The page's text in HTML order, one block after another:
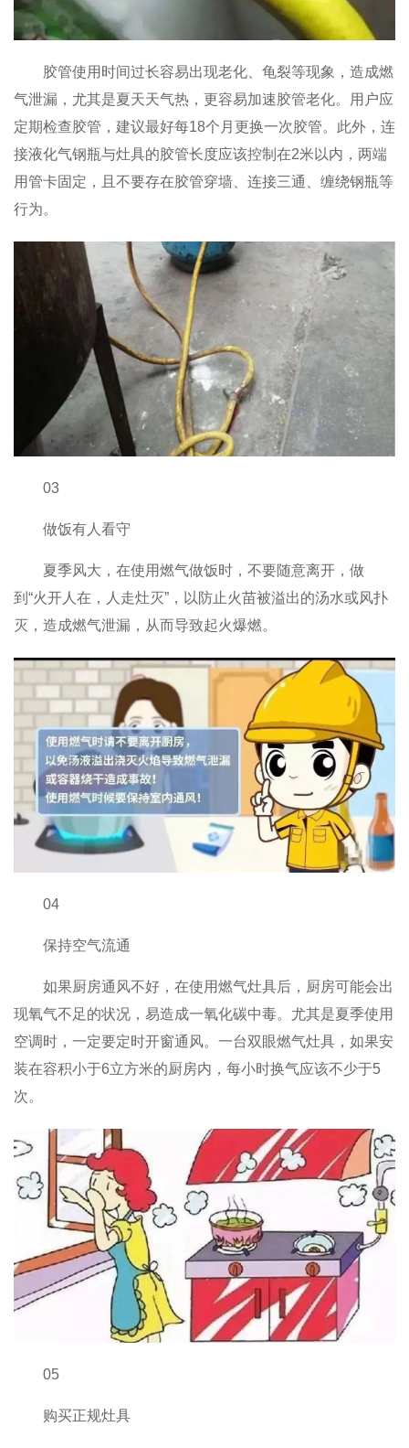
胶管使用时间过长容易出现老化、龟裂等现象，造成燃
气泄漏，尤其是夏天天气热，更容易加速胶管老化。用户应
定期检查胶管，建议最好每18个月更换一次胶管。此外，连
接液化气钢瓶与灶具的胶管长度应该控制在2米以内，两端
用管卡固定，且不要存在胶管穿墙、连接三通、缠绕钢瓶等
行为。
03
做饭有人看守
夏季风大，在使用燃气做饭时，不要随意离开，做
到“火开人在，人走灶灭”，以防止火苗被溢出的汤水或风扑
灭，造成燃气泄漏，从而导致起火爆燃。
04
保持空气流通
如果厨房通风不好，在使用燃气灶具后，厨房可能会出
现氧气不足的状况，易造成一氧化碳中毒。尤其是夏季使用
空调时，一定要定时开窗通风。一台双眼燃气灶具，如果安
装在容积小于6立方米的厨房内，每小时换气应该不少于5
次。
05
购买正规灶具